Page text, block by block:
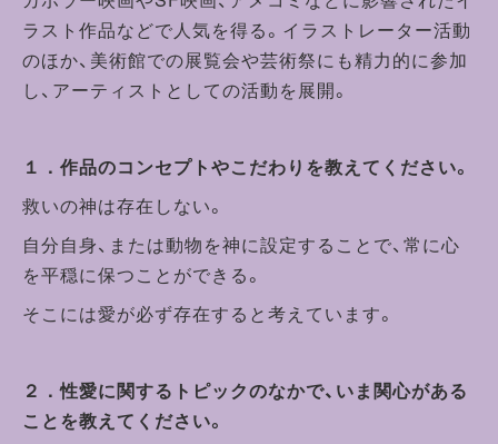
ラスト作品などで人気を得る。イラストレーター活動
のほか、美術館での展覧会や芸術祭にも精力的に参加
し、アーティストとしての活動を展開。
１．作品のコンセプトやこだわりを教えてください。
救いの神は存在しない。
自分自身、または動物を神に設定することで、常に心
を平穏に保つことができる。
そこには愛が必ず存在すると考えています。
２．性愛に関するトピックのなかで、いま関心がある
ことを教えてください。